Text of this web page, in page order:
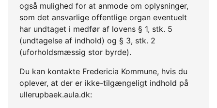
også mulighed for at anmode om oplysninger,
som det ansvarlige offentlige organ eventuelt
har undtaget i medfør af lovens § 1, stk. 5
(undtagelse af indhold) og § 3, stk. 2
(uforholdsmæssig stor byrde).
Du kan kontakte Fredericia Kommune, hvis du
oplever, at der er ikke-tilgængeligt indhold på
ullerupbaek.aula.dk: